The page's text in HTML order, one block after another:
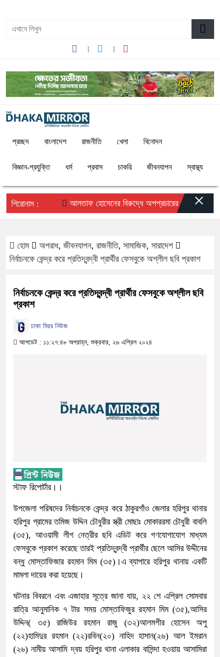
প্রচ্ছদ বাংলাদেশ রাজনীতি খেলা বিনোদন
বিজ্ঞান-প্রযুক্তি ধর্ম প্রবাস চাকরি জীবনযাপন স্বাস্থ্য
শিরোনাম : আলতাফ হোসেনের বিরুদ্ধে অপপ্রচারের প্রতিবাদে সচেতন
×
হোম অপরাধ, জীবনযাপন, রাজনীতি, সামাজিক, সারাদেশ
নির্বাচনকে কেন্দ্র করে প্রতিদ্বন্দ্বী প্রার্থীর ফেসবুকে অশ্লীল ছবি প্রকাশ
নির্বাচনকে কেন্দ্র করে প্রতিদ্বন্দ্বী প্রার্থীর ফেসবুকে অশ্লীল ছবি
প্রকাশ
ঢাকা মিরর নিউজ
আপডেট : ১১:২৭:৪৮ অপরাহ্ন, শুক্রবার, ২৬ এপ্রিল ২০২৪
স্টাফ রিপোর্টার।।
উপজেলা পরিষদের নির্বাচনকে কেন্দ্র করে ঠাকুরগাঁও জেলার হরিপুর থানার
হরিপুর গ্রামের তমিজ উদ্দিন চৌধুরীর স্ত্রী মোছাঃ মোকাররমা চৌধুরী বাবলি
(৩৫), আওয়ামী লীগ নেত্রীর ছবি এডিট করে গণযোগাযোগ মাধ্যম
ফেসবুকে প্রকাশ করেছে তারই প্রতিদ্বন্দ্বী প্রার্থীর ছেলে আসির উদ্দীনের
বন্ধু মোস্তাফিজার রহমান মিম (৩৫)।এ ব্যাপারে হরিপুর থানায় একটি
মামলা দায়ের করা হয়েছে।
ঘটনার বিবরনে এবং এজাহার সূত্রে জানা যায়, ২২ শে এপ্রিল সোমবার
রাত্রি আনুমানিক ৭ টার সময় মোস্তাফিজুর রহমান মিম (৩৫),আসির
উদ্দিন( ৩৫) রাজিউর রহমান রাজু (৩২)আলমগীর হোসেন অপু
(২২)হামিদুর রহমান (২২)রবিন(২০) নাহিদ হাসান(২৬) আল ইমরান
(২৬) নামীয় আসামি দ্বয় হরিপুর থানা এলাকার বাসিন্দা হওয়ায় আসামিরা